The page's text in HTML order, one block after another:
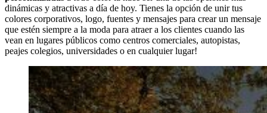
dinámicas y atractivas a día de hoy. Tienes la opción de unir tus
colores corporativos, logo, fuentes y mensajes para crear un mensaje
que estén siempre a la moda para atraer a los clientes cuando las
vean en lugares públicos como centros comerciales, autopistas,
peajes colegios, universidades o en cualquier lugar!